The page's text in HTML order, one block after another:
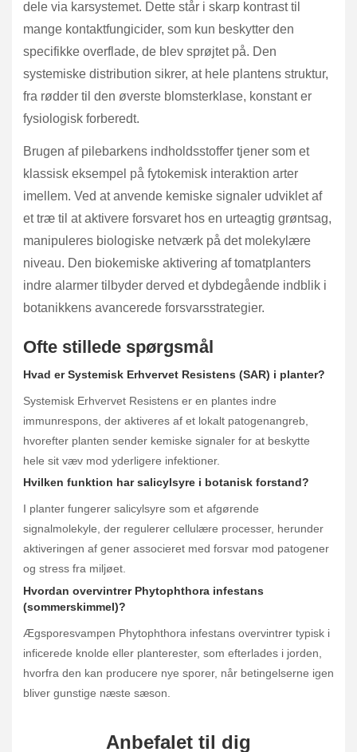
dele via karsystemet. Dette står i skarp kontrast til
mange kontaktfungicider, som kun beskytter den
specifikke overflade, de blev sprøjtet på. Den
systemiske distribution sikrer, at hele plantens struktur,
fra rødder til den øverste blomsterklase, konstant er
fysiologisk forberedt.
Brugen af pilebarkens indholdsstoffer tjener som et
klassisk eksempel på fytokemisk interaktion arter
imellem. Ved at anvende kemiske signaler udviklet af
et træ til at aktivere forsvaret hos en urteagtig grøntsag,
manipuleres biologiske netværk på det molekylære
niveau. Den biokemiske aktivering af tomatplanters
indre alarmer tilbyder derved et dybdegående indblik i
botanikkens avancerede forsvarsstrategier.
Ofte stillede spørgsmål
Hvad er Systemisk Erhvervet Resistens (SAR) i planter?
Systemisk Erhvervet Resistens er en plantes indre
immunrespons, der aktiveres af et lokalt patogenangreb,
hvorefter planten sender kemiske signaler for at beskytte
hele sit væv mod yderligere infektioner.
Hvilken funktion har salicylsyre i botanisk forstand?
I planter fungerer salicylsyre som et afgørende
signalmolekyle, der regulerer cellulære processer, herunder
aktiveringen af gener associeret med forsvar mod patogener
og stress fra miljøet.
Hvordan overvintrer Phytophthora infestans
(sommerskimmel)?
Ægsporesvampen Phytophthora infestans overvintrer typisk i
inficerede knolde eller planterester, som efterlades i jorden,
hvorfra den kan producere nye sporer, når betingelserne igen
bliver gunstige næste sæson.
Anbefalet til dig